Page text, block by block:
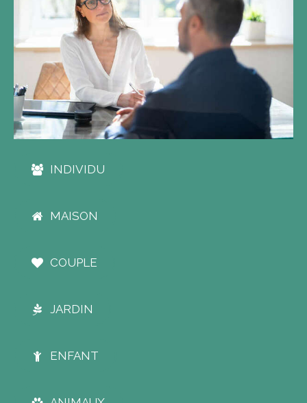
INDIVIDU
MAISON
COUPLE
JARDIN
ENFANT